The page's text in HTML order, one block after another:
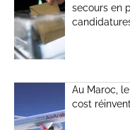
secours en
Au Maroc,
cost